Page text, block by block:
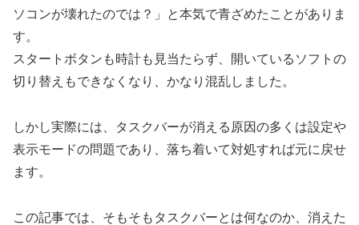
ソコンが壊れたのでは？」と本気で青ざめたことがありま
す。
スタートボタンも時計も見当たらず、開いているソフトの
切り替えもできなくなり、かなり混乱しました。
しかし実際には、タスクバーが消える原因の多くは設定や
表示モードの問題であり、落ち着いて対処すれば元に戻せ
ます。
この記事では、そもそもタスクバーとは何なのか、消えた